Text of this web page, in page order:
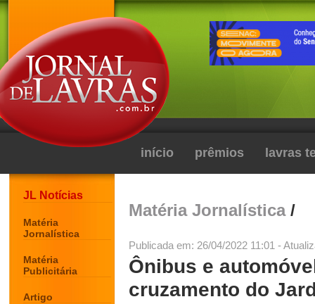
início prêmios lavras
JL Notícias
Matéria
Jornalística
Matéria
Publicitária
Artigo
Matéria Jornalística/
Publicada em: 26/04/2022 11:01 -
Ônibus e
cruzamento do